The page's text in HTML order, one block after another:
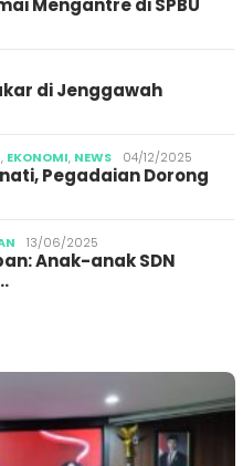
Mengantre di SPBU
di Jenggawah
, EKONOMI, NEWS 04/12/2025
Pegadaian Dorong
13/06/2025
Anak-anak SDN